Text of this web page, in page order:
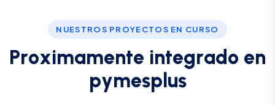
NUESTROS PROYECTOS EN CURSO
Proximamente integrado en
pymesp us